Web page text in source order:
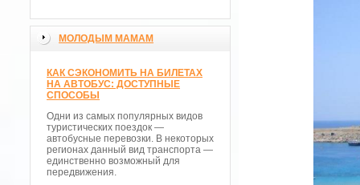
МОЛОДЫМ МАМАМ
КАК СЭКОНОМИТЬ НА БИЛЕТАХ
НА АВТОБУС: ДОСТУПНЫЕ
СПОСОБЫ
Одни из самых популярных видов
туристических поездок —
автобусные перевозки. В некоторых
регионах данный вид транспорта —
единственно возможный для
передвижения.